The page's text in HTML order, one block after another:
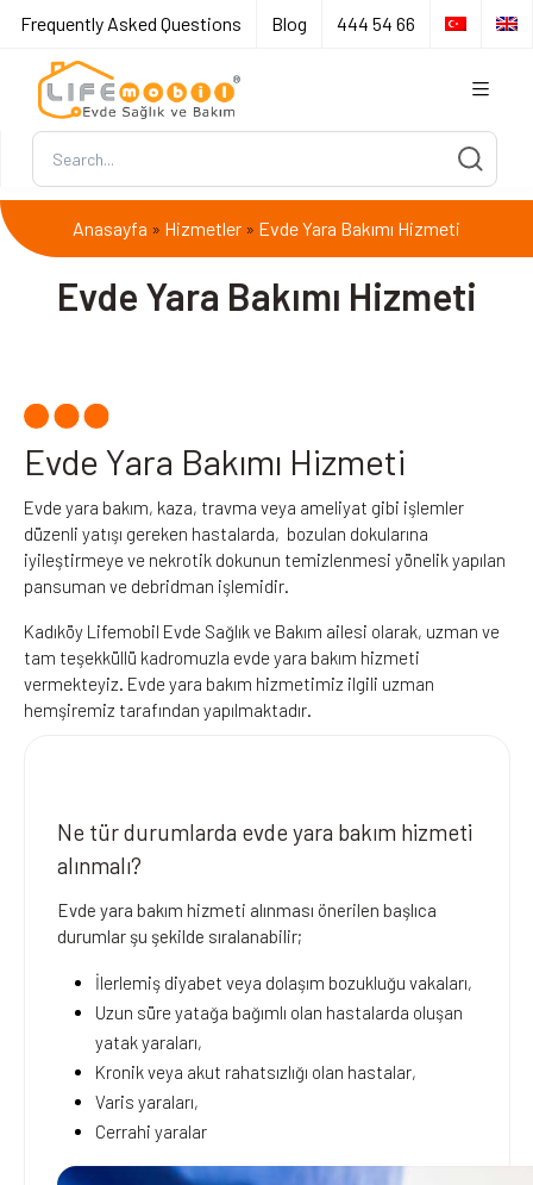
Frequently Asked Questions Blog 444 54 66
Evde Yara Bakımı Hizmeti
Anasayfa » Hizmetler » Evde Yara Bakımı Hizmeti
Evde Yara Bakımı Hizmeti
Evde yara bakım, kaza, travma veya ameliyat gibi işlemler
düzenli yatışı gereken hastalarda, bozulan dokularına
iyileştirmeye ve nekrotik dokunun temizlenmesi yönelik yapılan
pansuman ve debridman işlemidir.
Kadıköy Lifemobil Evde Sağlık ve Bakım ailesi olarak, uzman ve
tam teşekküllü kadromuzla evde yara bakım hizmeti
vermekteyiz. Evde yara bakım hizmetimiz ilgili uzman
hemşiremiz tarafından yapılmaktadır.
Ne tür durumlarda evde yara bakım hizmeti
alınmalı?
Evde yara bakım hizmeti alınması önerilen başlıca
durumlar şu şekilde sıralanabilir;
İlerlemiş diyabet veya dolaşım bozukluğu vakaları,
Uzun süre yatağa bağımlı olan hastalarda oluşan
yatak yaraları,
Kronik veya akut rahatsızlığı olan hastalar,
Varis yaraları,
Cerrahi yaralar